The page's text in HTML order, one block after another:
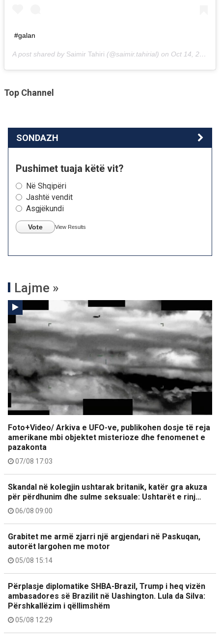
#galan
A post shared by Saimir Tahiri (@saimir.tahirial) on Oct 14, 2018 at 9:10am PDT
Top Channel
SONDAZH
Pushimet tuaja këtë vit?
Në Shqipëri
Jashtë vendit
Asgjëkundi
Vote View Results
Lajme »
Foto+Video/ Arkiva e UFO-ve, publikohen dosje të reja
amerikane mbi objektet misterioze dhe fenomenet e
pazakonta
07/08 17:03
Skandal në kolegjin ushtarak britanik, katër gra akuza
për përdhunim dhe sulme seksuale: Ushtarët e rinj…
06/08 09:00
Grabitet me armë zjarri një argjendari në Paskuqan,
autorët largohen me motor
05/08 15:14
Përplasje diplomatike SHBA-Brazil, Trump i heq vizën
ambasadores së Brazilit në Uashington. Lula da Silva:
Përshkallëzim i qëllimshëm
05/08 12:29